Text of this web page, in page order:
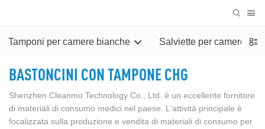
Tamponi per camere bianche Salviette per camere
BASTONCINI CON TAMPONE CHG
Shenzhen Cleanmo Technology Co., Ltd. è un eccellente fornitore
di materiali di consumo medici nel paese. L'attività principale è
focalizzata sulla produzione e vendita di materiali di consumo per